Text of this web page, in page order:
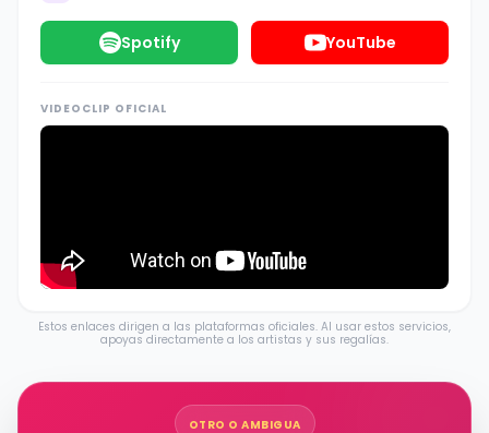
Spotify YouTube
VIDEOCLIP OFICIAL
Estos enlaces dirigen a las plataformas oficiales. Al usar estos servicios,
apoyas directamente a los artistas y sus regalías.
OTRO O AMBIGUA